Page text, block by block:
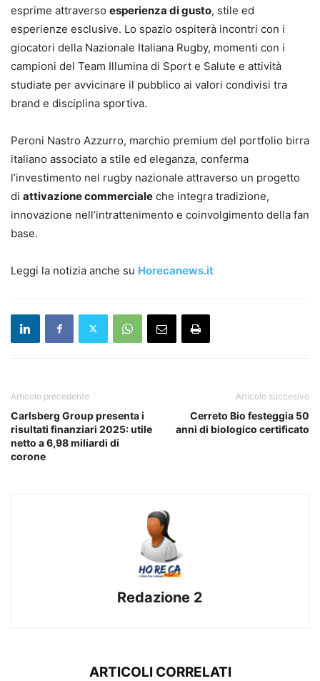
esprime attraverso esperienza di gusto, stile ed
esperienze esclusive. Lo spazio ospiterà incontri con i
giocatori della Nazionale Italiana Rugby, momenti con i
campioni del Team Illumina di Sport e Salute e attività
studiate per avvicinare il pubblico ai valori condivisi tra
brand e disciplina sportiva.
Peroni Nastro Azzurro, marchio premium del portfolio birra
italiano associato a stile ed eleganza, conferma
l’investimento nel rugby nazionale attraverso un progetto
di attivazione commerciale che integra tradizione,
innovazione nell’intrattenimento e coinvolgimento della fan
base.
Leggi la notizia anche su Horecanews.it
Articolo precedente
Carlsberg Group presenta i
risultati finanziari 2025: utile
netto a 6,98 miliardi di
corone
Articolo succesivo
Cerreto Bio festeggia 50
anni di biologico certificato
Redazione 2
ARTICOLI CORRELATI